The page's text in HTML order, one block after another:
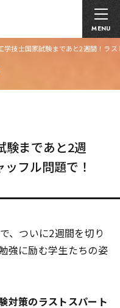
MENU
学技士国家試験まであと2週間！ラ
験まであと2週
フル問題で！
、ついに2週間を切り
強に励む学生たちの姿
対策のラストスパート